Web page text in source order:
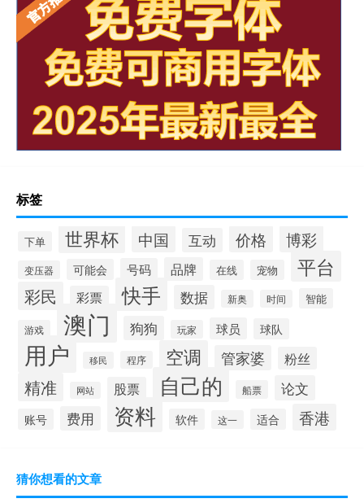
标签
下单 世界杯 中国 互动 价格 博彩
变压器 可能会 号码 品牌 在线 宠物 平台
彩民 彩票 快手 数据 新奥 时间 智能
游戏 澳门 狗狗 玩家 球员 球队
用户 移民 程序 空调 管家婆 粉丝
精准 网站 股票 自己的 船票 论文
账号 费用 资料 软件 这一 适合 香港
猜你想看的文章